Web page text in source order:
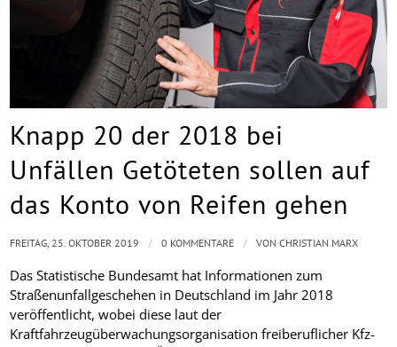
Knapp 20 der 2018 bei
Unfällen Getöteten sollen auf
das Konto von Reifen gehen
Das Statistische Bundesamt hat Informationen zum
Straßenunfallgeschehen in Deutschland im Jahr 2018
veröffentlicht, wobei diese laut der
Kraftfahrzeugüberwachungsorganisation freiberuflicher Kfz-
FREITAG, 25. OKTOBER 2019 / 0 KOMMENTARE / VONCHRISTIAN MARX